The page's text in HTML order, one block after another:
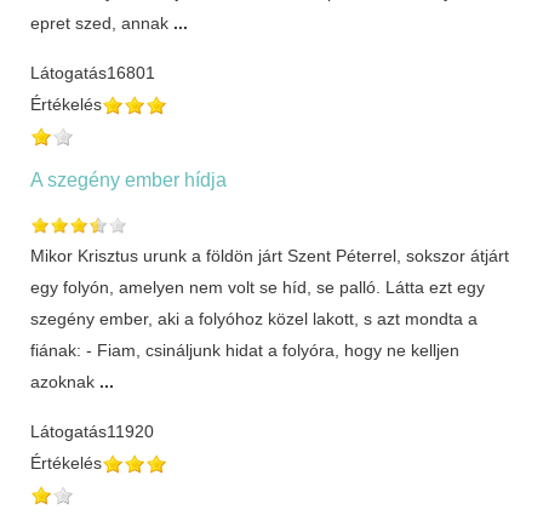
epret szed, annak ...
Látogatás16801
Értékelés
A szegény ember hídja
Mikor Krisztus urunk a földön járt Szent Péterrel, sokszor átjárt
egy folyón, amelyen nem volt se híd, se palló. Látta ezt egy
szegény ember, aki a folyóhoz közel lakott, s azt mondta a
fiának: - Fiam, csináljunk hidat a folyóra, hogy ne kelljen
azoknak ...
Látogatás11920
Értékelés